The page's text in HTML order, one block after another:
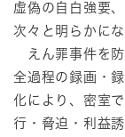
虚偽の自白強要
次々と明らかにな
えん罪事件を防
全過程の録画・
化により、密室
行・脅迫・利益